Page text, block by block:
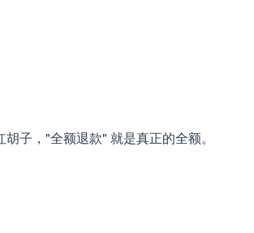
子，"全额退款" 就是真正的全额。